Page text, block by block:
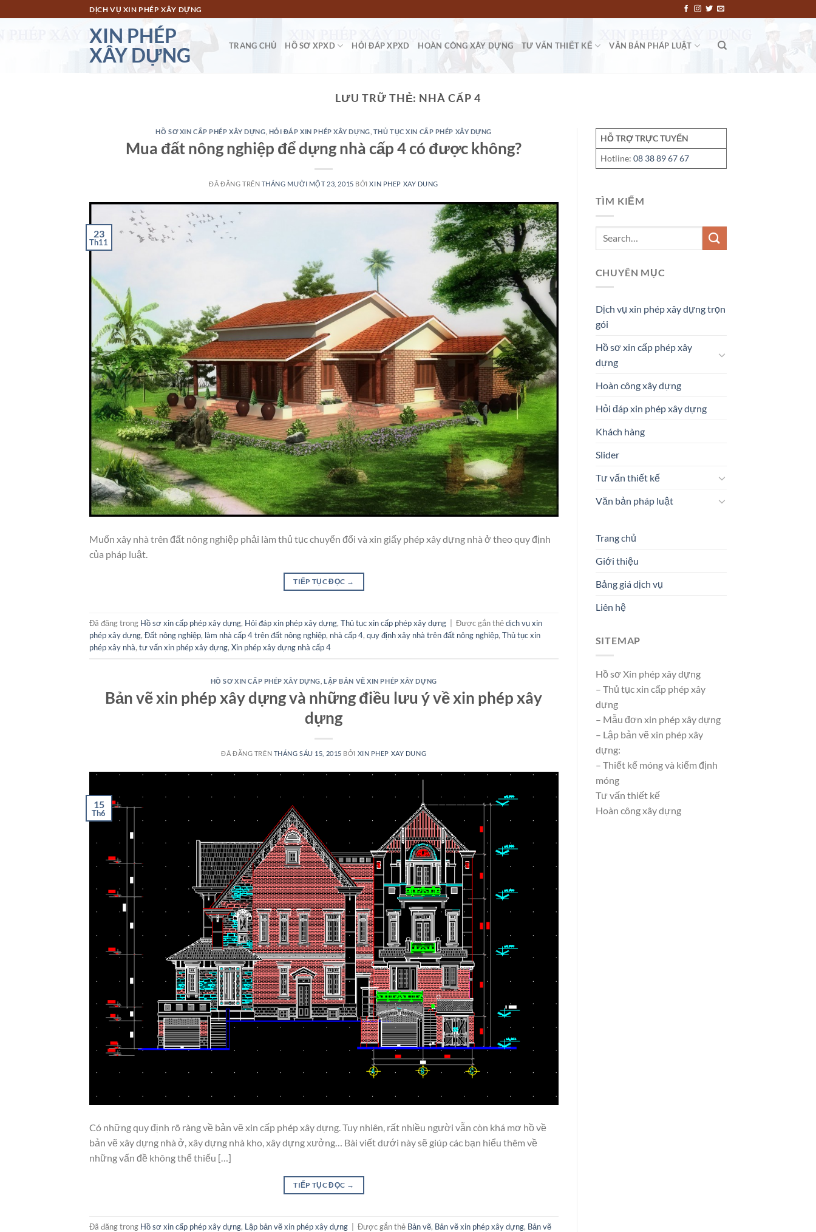
đến
DỊCH VỤ XIN PHÉP XÂY DỰNG
XIN PHÉP
XÂY DỰNG
TRANG CHỦ HỒ SƠ XPXD HỎI ĐÁP XPXD HOÀN CÔNG XÂY DỰNG TƯ VẤN THIẾT KẾ VĂN BẢN PHÁP LUẬT
LƯU TRỮ THẺ: NHÀ CẤP 4
HỒ SƠ XIN CẤP PHÉP XÂY DỰNG HỎI ĐÁP XIN PHÉP XÂY DỰNG THỦ TỤC XIN CẤP PHÉP XÂY DỰNG
Mua đất nông nghiệp để dựng nhà cấp 4 có được không?
ĐÃ ĐĂNG TRÊN THÁNG MƯỜI MỘT 23, 2015 BỞIXIN PHEP XAY DUNG
23
Th11
Muốn xây nhà trên đất nông nghiệp phải làm thủ tục chuyển đổi và xin giấy phép xây dựng nhà ở theo quy định
của pháp luật.
TIẾP TỤC ĐỌC →
Đã đăng trong Hồ sơ xin cấp phép xây dựng, Hỏi đáp xin phép xây dựng, Thủ tục xin cấp phép xây dựng Được gắn thẻdịch vụ xin
phép xây dựng, Đất nông nghiệp, làm nhà cấp 4 trên đất nông nghiệp, nhà cấp 4, quy định xây nhà trên đất nông nghiệp, Thủ tục xin
phép xây nhà, tư vấn xin phép xây dựng, Xin phép xây dựng nhà cấp 4
HỒ SƠ XIN CẤP PHÉP XÂY DỰNG ,LẬP BẢN VẼ XIN PHÉP XÂY DỰNG
Bản vẽ xin phép xây dựng và những điều lưu ý về xin phép xây
dựng
ĐÃ ĐĂNG TRÊN THÁNG SÁU 15, 2015 BỞI XIN PHEP XAY DUNG
15
Th6
Có những quy định rõ ràng về bản vẽ xin cấp phép xây dựng. Tuy nhiên, rất nhiều người vẫn còn khá mơ hồ về
bản vẽ xây dựng nhà ở, xây dựng nhà kho, xây dựng xưởng… Bài viết dưới này sẽ giúp các bạn hiểu thêm về
những vấn đề không thể thiếu […]
TIẾP TỤC ĐỌC →
Đã đăng trong Hồ sơ xin cấp phép xây dựng, Lập bản vẽ xin phép xây dựng Được gắn thẻ Bản vẽ, Bản vẽ xin phép xây dựng, Bản vẽ
HỖ TRỢ TRỰC TUYẾN
Hotline: 08 38 89 67 67
TÌM KIẾM
CHUYÊN MỤC
Dịch vụ xin phép xây dựng trọn
gói
Hồ sơ xin cấp phép xây
dựng
Hoàn công xây dựng
Hỏi đáp xin phép xây dựng
Khách hàng
Slider
Tư vấn thiết kế
Văn bản pháp luật
Trang chủ
Giới thiệu
Bảng giá dịch vụ
Liên hệ
SITEMAP
Hồ sơ Xin phép xây dựng
– Thủ tục xin cấp phép xây
dựng
– Mẫu đơn xin phép xây dựng
– Lập bản vẽ xin phép xây
dựng:
– Thiết kế móng và kiểm định
móng
Tư vấn thiết kế
Hoàn công xây dựng